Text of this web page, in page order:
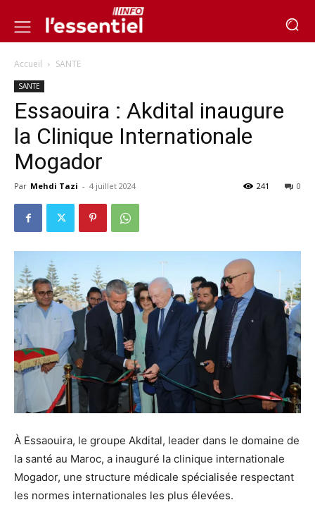
Accueil SANTE
SANTE
Essaouira : Akdital inaugure
la Clinique Internationale
Mogador
Par Mehdi Tazi - 4 juillet 2024 0
241
À Essaouira, le groupe Akdital, leader dans le domaine de
la santé au Maroc, a inauguré la clinique internationale
Mogador, une structure médicale spécialisée respectant
les normes internationales les plus élevées.